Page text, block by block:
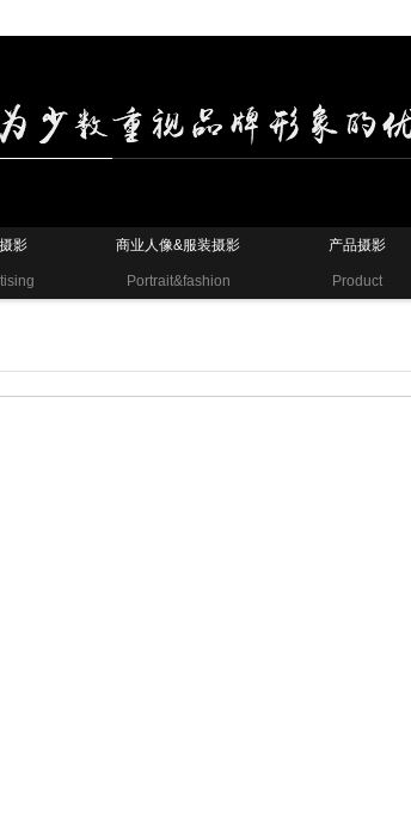
影 商业人像&服装摄影
Portrait&fashion
产品摄影
Product